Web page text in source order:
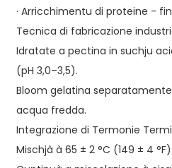
· Arricchimentu di proteine ​​-
Tecnica di fabricazione
Idratate a pectina in suchju
(pH 3,0–3,5).
Bloom gelatina separatamente
acqua fredda.
Integrazione di Termonie
Mischjà à 65 ± 2 °C (149 ± 4 °F).